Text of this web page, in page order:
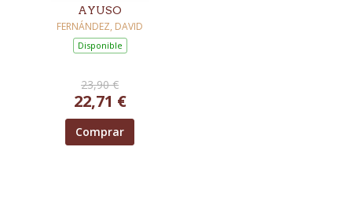
AYUSO
FERNÁNDEZ, DAVID
Disponible
23,90 €
22,71 €
Comprar